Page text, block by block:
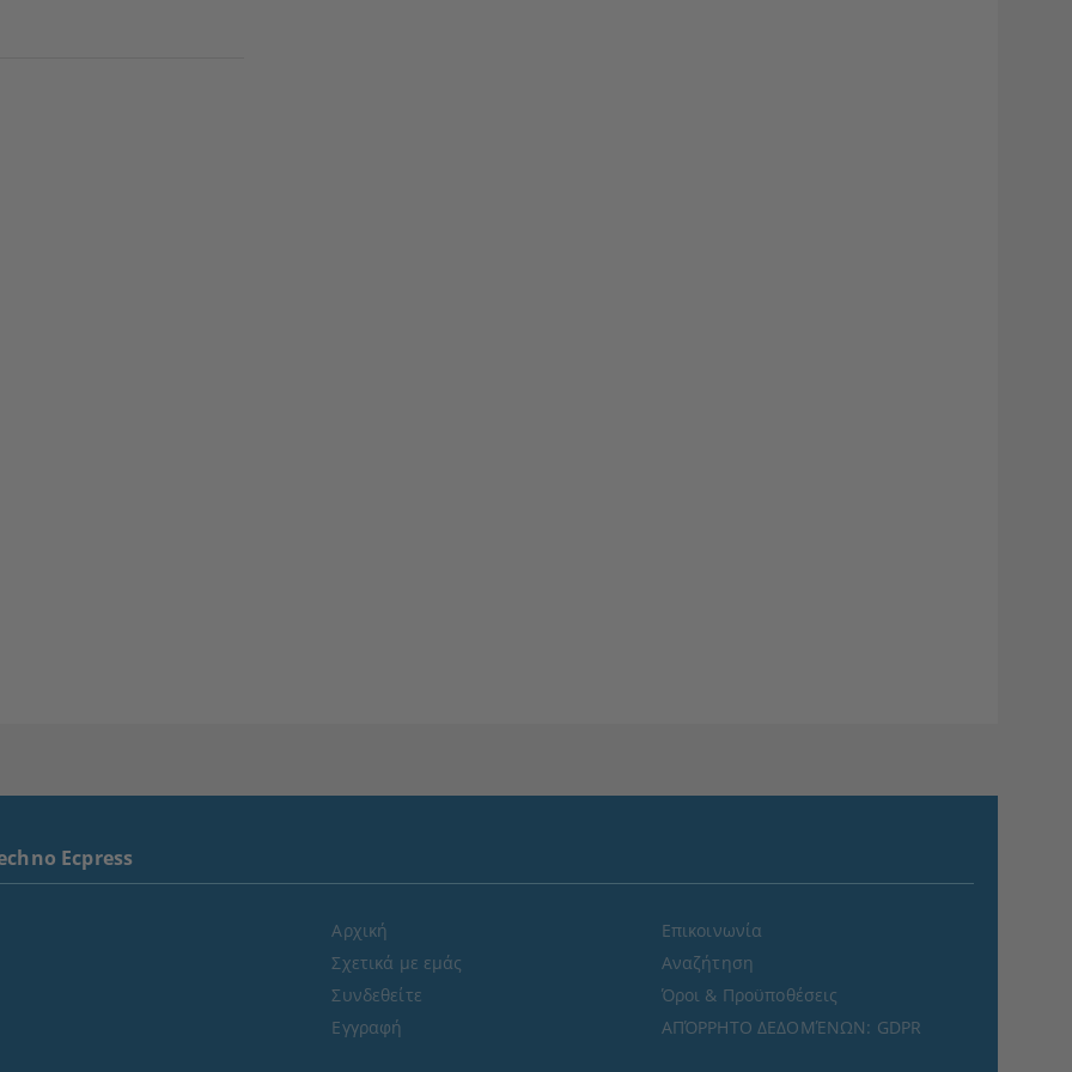
Ecpress
Αρχική
Σχετικά με εμάς
Συνδεθείτε
Εγγραφή
Επικοινωνία
Αναζήτηση
Όροι & Προϋποθέσεις
ΑΠΌΡΡΗΤΟ ΔΕΔΟΜΈΝΩΝ: GDPR